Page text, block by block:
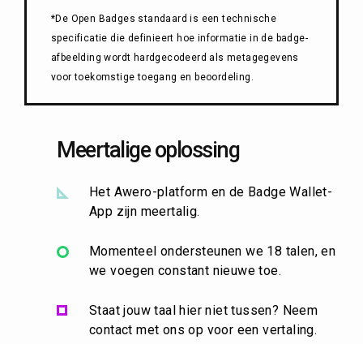
*De Open Badges standaard is een technische
specificatie die definieert hoe informatie in de badge-
afbeelding wordt hardgecodeerd als metagegevens
voor toekomstige toegang en beoordeling.
Meertalige oplossing
Het Awero-platform en de Badge Wallet-
App zijn meertalig.
Momenteel ondersteunen we 18 talen, en
we voegen constant nieuwe toe.
Staat jouw taal hier niet tussen? Neem
contact met ons op voor een vertaling.